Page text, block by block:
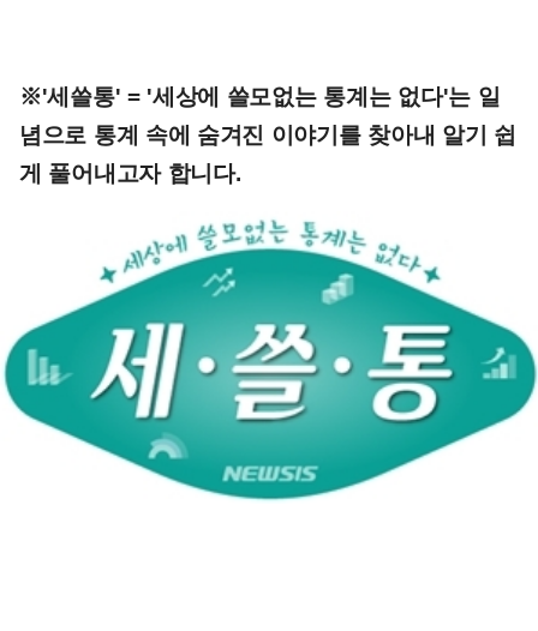
※'세쓸통' = '세상에 쓸모없는 통계는 없다'는 일
념으로 통계 속에 숨겨진 이야기를 찾아내 알기 쉽
게 풀어내고자 합니다.